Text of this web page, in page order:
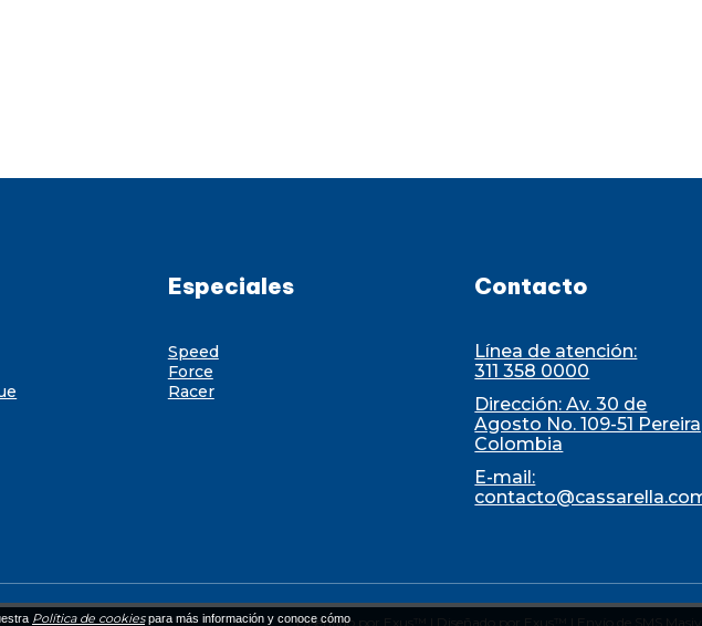
Especiales
Speed
Force
Racer
Contacto
Línea de atención:
311 358 0000
Dirección: Av. 30 de
Agosto No. 109-51
Colombia
E-mail:
Diseñado por Exus™ Diseñado por Exus™ | Envío de SMS
Política de cookiespara más información y conoce cómo